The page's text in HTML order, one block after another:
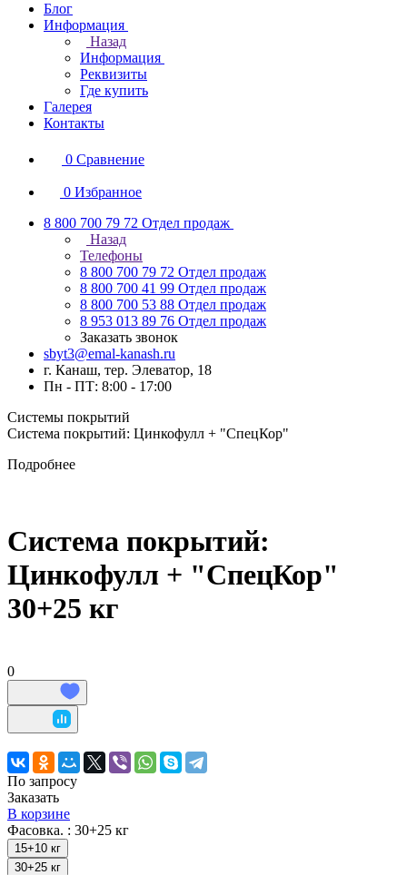
Блог
Информация
Назад
Информация
Реквизиты
Где купить
Галерея
Контакты
0 Сравнение
0 Избранное
8 800 700 79 72 Отдел продаж
Назад
Телефоны
8 800 700 79 72 Отдел продаж
8 800 700 41 99 Отдел продаж
8 800 700 53 88 Отдел продаж
8 953 013 89 76 Отдел продаж
Заказать звонок
sbyt3@emal-kanash.ru
г. Канаш, тер. Элеватор, 18
Пн - ПТ: 8:00 - 17:00
Системы покрытий
Система покрытий: Цинкофулл + "СпецКор"
Подробнее
Система покрытий:
Цинкофулл + "СпецКор"
30+25 кг
0
По запросу
Заказать
В корзине
Фасовка. : 30+25 кг
15+10 кг
30+25 кг